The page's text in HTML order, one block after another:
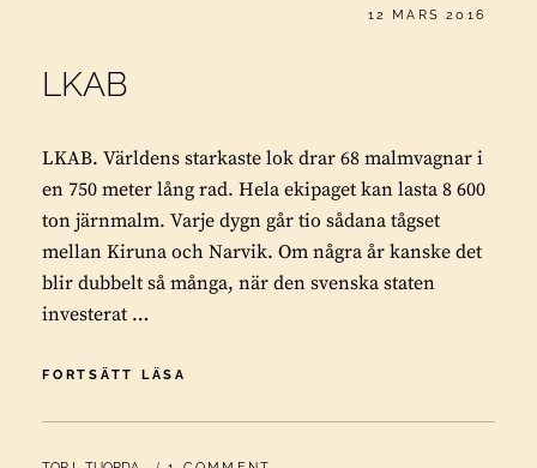
PUBLICERAT
12 MARS 2016
LKAB
LKAB. Världens starkaste lok drar 68 malmvagnar i
en 750 meter lång rad. Hela ekipaget kan lasta 8 600
ton järnmalm. Varje dygn går tio sådana tågset
mellan Kiruna och Narvik. Om några år kanske det
blir dubbelt så många, när den svenska staten
investerat …
FORTSÄTT LÄSA